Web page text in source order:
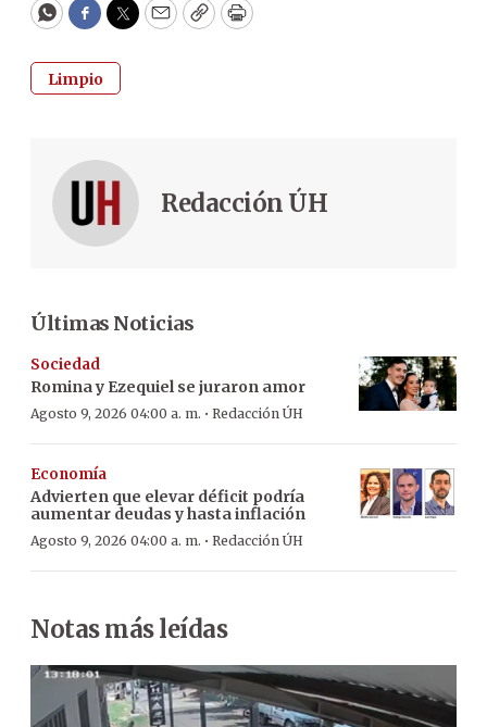
WhatsApp
Facebook
Twitter
EmailCopyPrint
Limpio
Redacción ÚH
Últimas Noticias
Sociedad
Romina y Ezequiel se juraron amor
Agosto 9, 2026 04:00 a. m. · Redacción ÚH
Economía
Advierten que elevar déficit podría
aumentar deudas y hasta inflación
Agosto 9, 2026 04:00 a. m. · Redacción ÚH
Notas más leídas